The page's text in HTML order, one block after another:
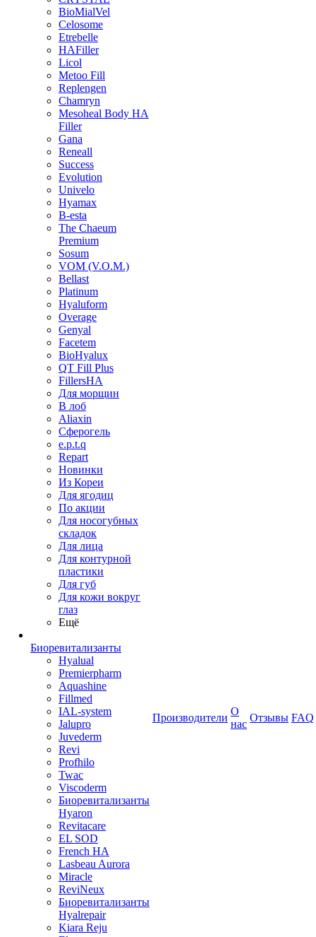
BioMialVel
Celosome
Etrebelle
HAFiller
Licol
Metoo Fill
Replengen
Chamryn
Mesoheal Body HA
Filler
Gana
Reneall
Success
Evolution
Univelo
Hyamax
B-esta
The Chaeum
Premium
Sosum
VOM (V.O.M.)
Bellast
Platinum
Hyaluform
Overage
Genyal
Facetem
BioHyalux
QT Fill Plus
FillersHA
Для морщин
В лоб
Aliaxin
Сферогель
e.p.t.q
Repart
Новинки
Из Кореи
Для ягодиц
По акции
Для носогубных
складок
Для лица
Для контурной
пластики
Для губ
Для кожи вокруг
глаз
Ещё
Биоревитализанты
Hyalual
Premierpharm
Aquashine
Fillmed
IAL-system
Jalupro
Juvederm
Revi
Profhilo
Twac
Viscoderm
Биоревитализанты
Hyaron
Revitacare
EL SOD
French HA
Lasbeau Aurora
Miracle
ReviNeux
Биоревитализанты
Hyalrepair
Kiara Reju
Производители
О
нас
Отзывы FAQ